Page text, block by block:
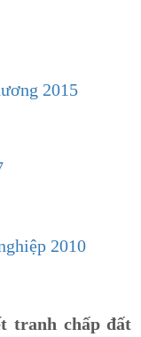
2015
2010
tranh chấp đất